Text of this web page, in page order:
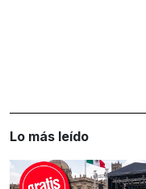
Lo más leído